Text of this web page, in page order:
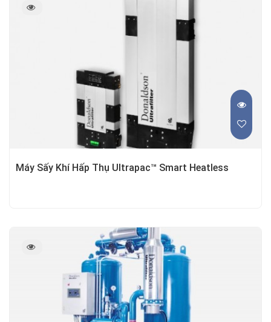
Máy Sấy Khí Hấp Thụ Ultrapac™ Smart Heatless